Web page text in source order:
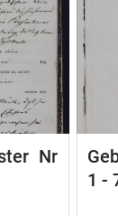
Nr
1 -